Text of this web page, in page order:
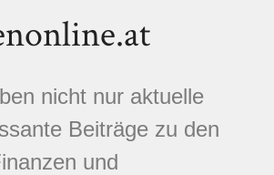
nicht nur aktuelle
Beiträge zu den
und